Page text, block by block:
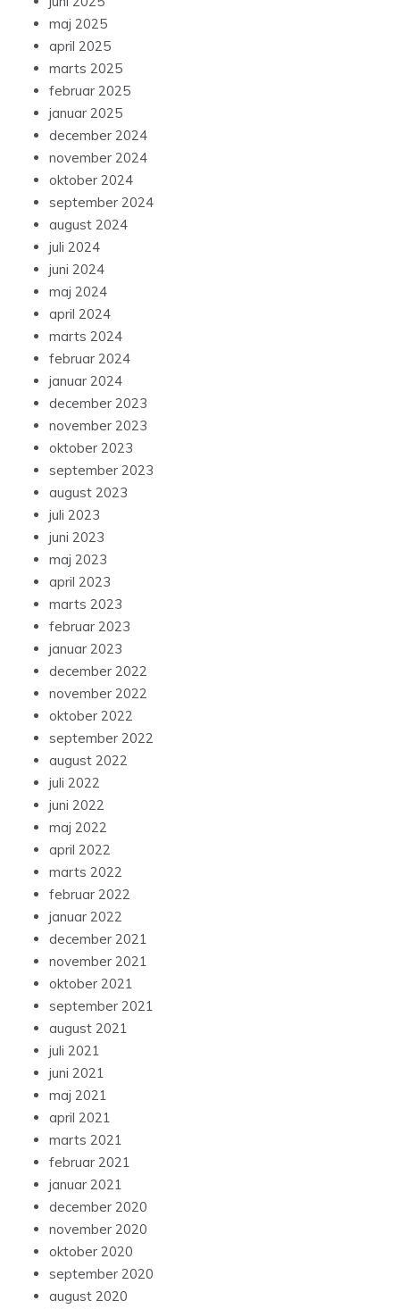
maj 2025
april 2025
marts 2025
februar 2025
januar 2025
december 2024
november 2024
oktober 2024
september 2024
august 2024
juli 2024
juni 2024
maj 2024
april 2024
marts 2024
februar 2024
januar 2024
december 2023
november 2023
oktober 2023
september 2023
august 2023
juli 2023
juni 2023
maj 2023
april 2023
marts 2023
februar 2023
januar 2023
december 2022
november 2022
oktober 2022
september 2022
august 2022
juli 2022
juni 2022
maj 2022
april 2022
marts 2022
februar 2022
januar 2022
december 2021
november 2021
oktober 2021
september 2021
august 2021
juli 2021
juni 2021
maj 2021
april 2021
marts 2021
februar 2021
januar 2021
december 2020
november 2020
oktober 2020
september 2020
august 2020